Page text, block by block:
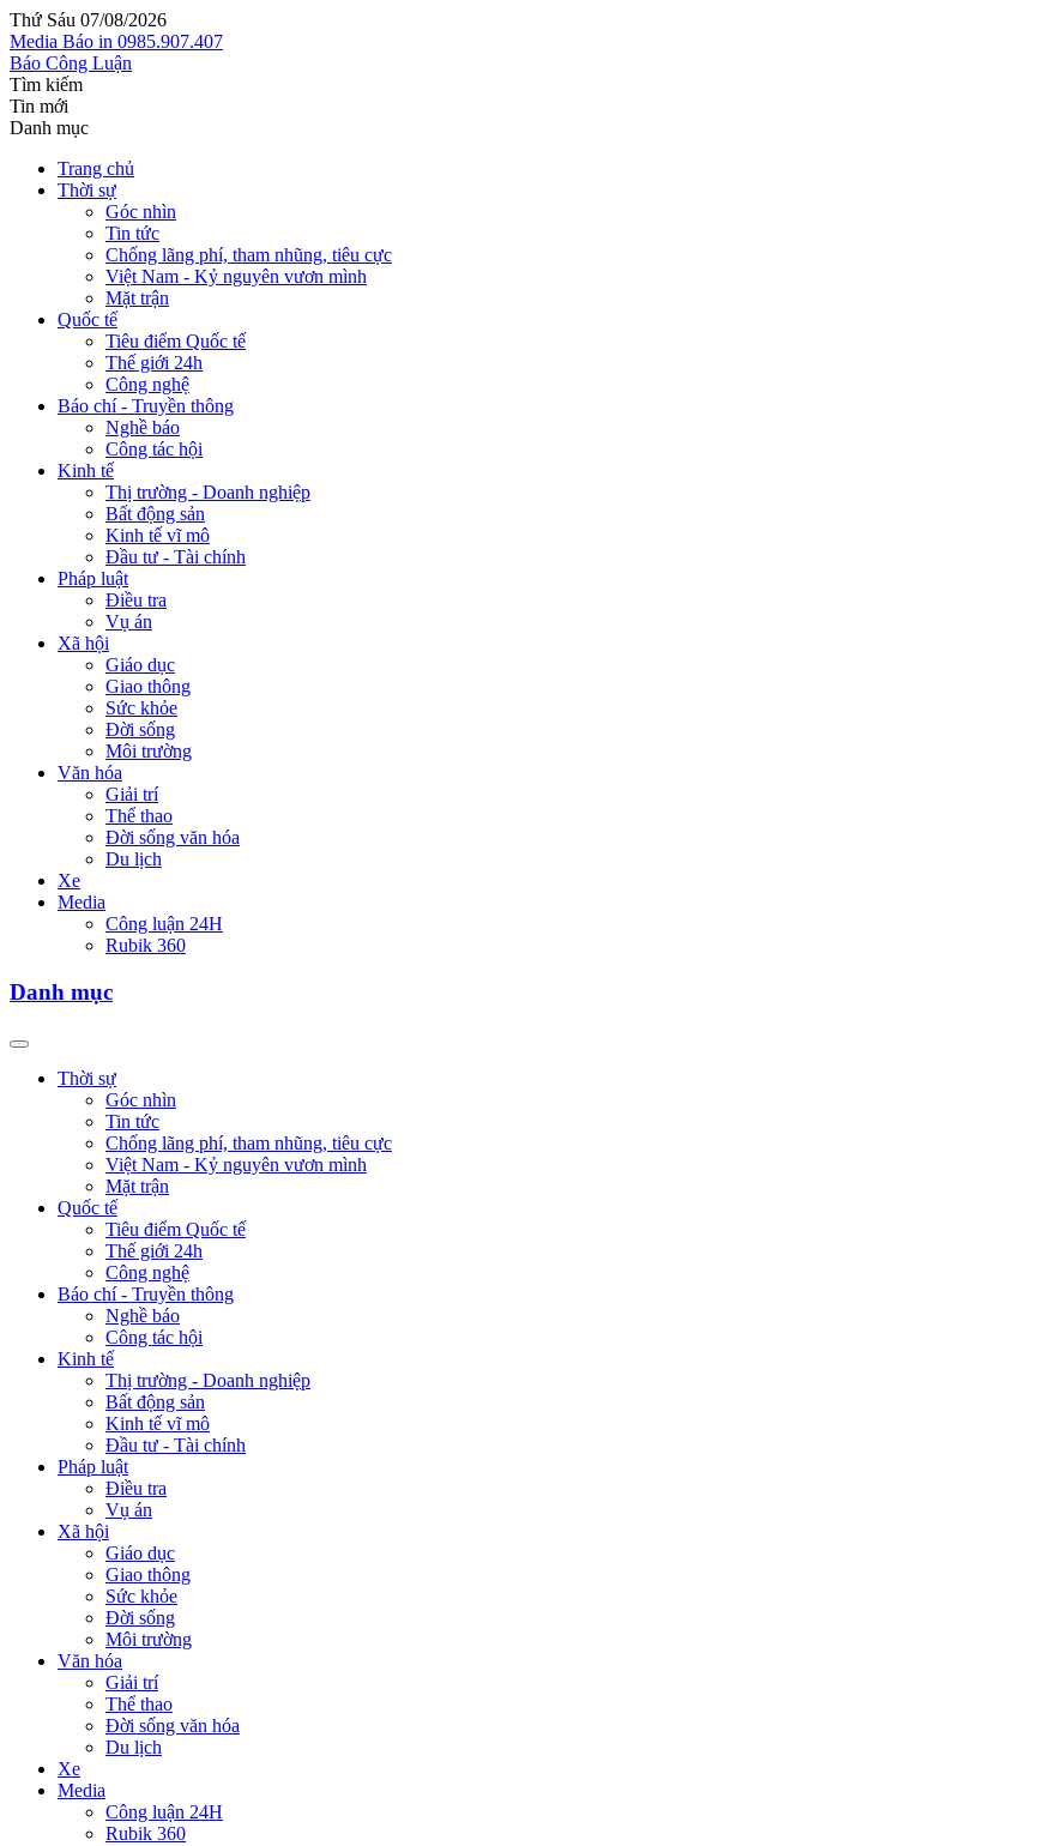
Thứ Sáu 07/08/2026
Media Báo in 0985.907.407
Báo Công Luận
Tìm kiếm
Tin mới
Danh mục
Trang chủ
Thời sự
Góc nhìn
Tin tức
Chống lãng phí, tham nhũng, tiêu cực
Việt Nam - Kỷ nguyên vươn mình
Mặt trận
Quốc tế
Tiêu điểm Quốc tế
Thế giới 24h
Công nghệ
Báo chí - Truyền thông
Nghề báo
Công tác hội
Kinh tế
Thị trường - Doanh nghiệp
Bất động sản
Kinh tế vĩ mô
Đầu tư - Tài chính
Pháp luật
Điều tra
Vụ án
Xã hội
Giáo dục
Giao thông
Sức khỏe
Đời sống
Môi trường
Văn hóa
Giải trí
Thể thao
Đời sống văn hóa
Du lịch
Xe
Media
Công luận 24H
Rubik 360
Danh mục
Thời sự
Góc nhìn
Tin tức
Chống lãng phí, tham nhũng, tiêu cực
Việt Nam - Kỷ nguyên vươn mình
Mặt trận
Quốc tế
Tiêu điểm Quốc tế
Thế giới 24h
Công nghệ
Báo chí - Truyền thông
Nghề báo
Công tác hội
Kinh tế
Thị trường - Doanh nghiệp
Bất động sản
Kinh tế vĩ mô
Đầu tư - Tài chính
Pháp luật
Điều tra
Vụ án
Xã hội
Giáo dục
Giao thông
Sức khỏe
Đời sống
Môi trường
Văn hóa
Giải trí
Thể thao
Đời sống văn hóa
Du lịch
Xe
Media
Công luận 24H
Rubik 360